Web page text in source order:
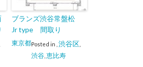
ブランズ渋谷常盤松
Jr type 間取り
Posted in
東京都 渋谷区
渋谷, 恵比寿